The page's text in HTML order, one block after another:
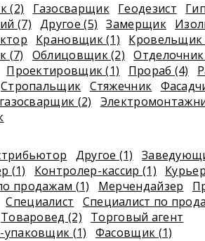
(2) Газосварщик Геодезист
(7) Другое (5) Замерщик
Крановщик (1) Кровельщик
(7) Облицовщик (2) Отделочник
Проектировщик (1) Прораб (4)
Стропальщик Стяжечник
(2)
Другое (1)
(1) Контролер-кассир (1) Курьер
продажам (1) Мерчендайзер
Специалист
Специалист по
Товаровед (2)
Торговый агент
упаковщик (1) Фасовщик (1)